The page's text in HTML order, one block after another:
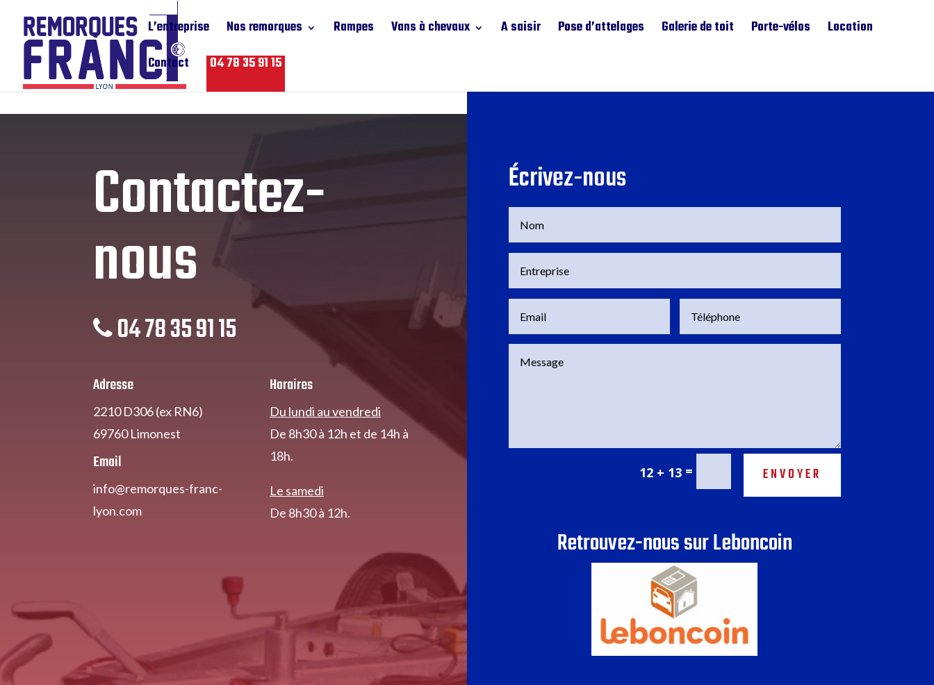
L’entreprise Nos remorques Rampes Vans à chevaux A saisir Pose d’attelages Galerie de toit Porte-vélos
Location
Contact
04 78 35 91 15
Contactez-
nous
04 78 35 91 15
Adresse
2210 D306 (ex RN6)
69760 Limonest
Email
info@remorques-franc-
lyon.com
Horaires
Du lundi au vendredi
De 8h30 à 12h et de 14h à
18h.
Le samedi
De 8h30 à 12h.
Écrivez-nous
12 + 13= ENVOYER
Retrouvez-nous sur Leboncoin